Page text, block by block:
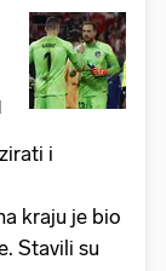
i
kraju je bio
Stavili su